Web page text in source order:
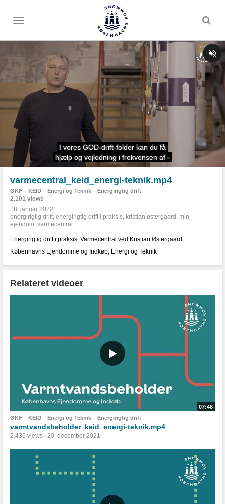
Toggle
varmecentral_keid_energi-teknik.mp4
ØKF – KEID – Energi og Teknik – Energirigtig drift
2.101 views
18. januar 2022
energirigtig drift, energirigtig drift i praksis, kristian østergaard , min
ejendom, varmecentral
Energirigtig drift i praksis: Varmecentral ved Kristian Østergaard,
Københavns Ejendomme og Indkøb, Energi og Teknik
Relateret videoer
07:48
ØKF – KEID – Energi og Teknik – Energirigtig drift
varmtvandsbeholder_keid_energi-teknik.mp4
2.436 views 20. december 2021